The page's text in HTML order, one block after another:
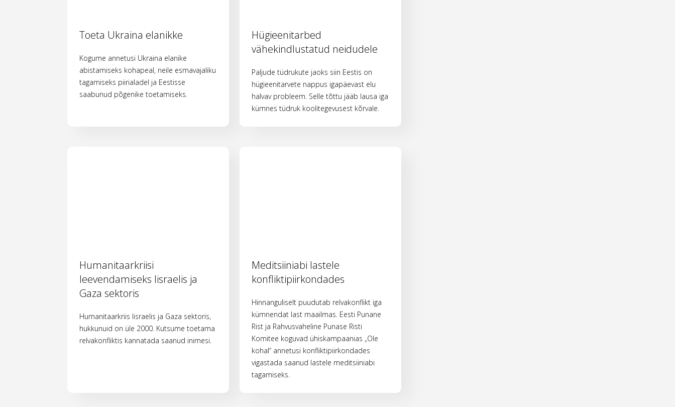
Toeta Ukraina elanikke
Kogume annetusi Ukraina elanike
abistamiseks kohapeal, neile esmavajaliku
tagamiseks piirialadel ja Eestisse
saabunud põgenike toetamiseks.
Hügieenitarbed
vähekindlustatud neidudele
Paljude tüdrukute jaoks siin Eestis on
hügieenitarvete nappus igapäevast elu
halvav probleem. Selle tõttu jääb lausa iga
kümnes tüdruk koolitegevusest kõrvale.
Humanitaarkriisi
leevendamiseks Iisraelis ja
Gaza sektoris
Humanitaarkriis Iisraelis ja Gaza sektoris,
hukkunuid on üle 2000. Kutsume toetama
relvakonfliktis kannatada saanud inimesi.
Meditsiiniabi lastele
konfliktipiirkondades
Hinnanguliselt puudutab relvakonflikt iga
kümnendat last maailmas. Eesti Punane
Rist ja Rahvusvaheline Punase Risti
Komitee koguvad ühiskampaanias „Ole
kohal“ annetusi konfliktipiirkondades
vigastada saanud lastele meditsiiniabi
tagamiseks.